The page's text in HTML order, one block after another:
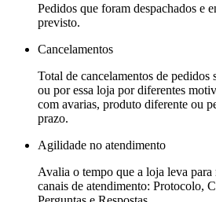
Pedidos que foram despachados e
previsto.
Cancelamentos
Total de cancelamentos de pedidos
ou por essa loja por diferentes
com avarias, produto diferente ou
prazo.
Agilidade no atendimento
Avalia o tempo que a loja leva para
canais de atendimento: Protocolo,